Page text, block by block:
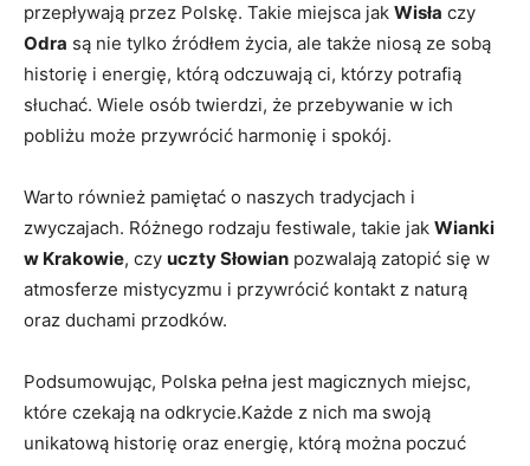
przepływają przez Polskę. Takie miejsca ‌jak‍ Wisła czy
Odra są nie tylko źródłem życia, ale także ⁣niosą ze sobą
⁢historię i energię, którą odczuwają ci,‍ którzy potrafią
słuchać. Wiele osób twierdzi, że przebywanie w ich
pobliżu⁢ może przywrócić ⁣harmonię i spokój.
Warto również pamiętać o naszych tradycjach i
zwyczajach. Różnego rodzaju ⁣festiwale, takie jak Wianki
w Krakowie, czy uczty Słowian pozwalają zatopić się w
atmosferze mistycyzmu i przywrócić kontakt z naturą
oraz duchami przodków.
Podsumowując, Polska pełna jest magicznych miejsc,
które czekają na odkrycie.Każde z nich ma swoją
unikatową historię oraz ⁢energię, ‍którą można ‌poczuć